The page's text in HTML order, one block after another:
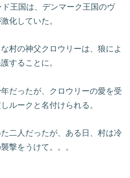
王国は、デンマーク王国のヴ
化していた。
村の神父クロウリーは、狼によ
することに。
だったが、クロウリーの愛を受
ルークと名付けられる。
二人だったが、ある日、村は冷
撃をうけて。。。